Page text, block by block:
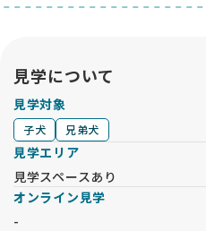
見学について
見学対象
子犬 兄弟犬
見学エリア
見学スペースあり
オンライン見学
-